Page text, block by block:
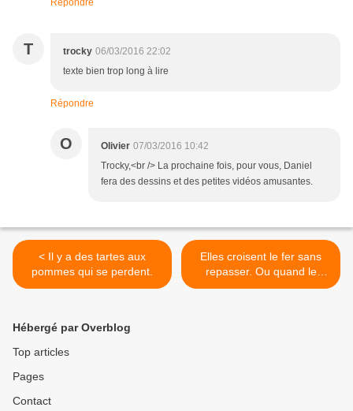
Répondre
T trocky 06/03/2016 22:02
texte bien trop long à lire
Répondre
O Olivier 07/03/2016 10:42
Trocky,<br /> La prochaine fois, pour vous, Daniel
fera des dessins et des petites vidéos amusantes.
< Il y a des tartes aux
pommes qui se perdent.
Elles croisent le fer sans
repasser. Ou quand le
deuxième sexe s’en
Hébergé par Overblog
Top articles
Pages
Contact